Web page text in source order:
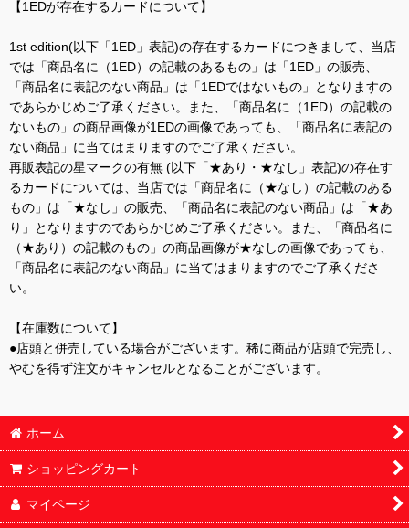
【1EDが存在するカードについて】
1st edition(以下「1ED」表記)の存在するカードにつきまして、当店
では「商品名に（1ED）の記載のあるもの」は「1ED」の販売、
「商品名に表記のない商品」は「1EDではないもの」となりますの
であらかじめご了承ください。また、「商品名に（1ED）の記載の
ないもの」の商品画像が1EDの画像であっても、「商品名に表記の
ない商品」に当てはまりますのでご了承ください。
再販表記の星マークの有無 (以下「★あり・★なし」表記)の存在す
るカードについては、当店では「商品名に（★なし）の記載のある
もの」は「★なし」の販売、「商品名に表記のない商品」は「★あ
り」となりますのであらかじめご了承ください。また、「商品名に
（★あり）の記載のもの」の商品画像が★なしの画像であっても、
「商品名に表記のない商品」に当てはまりますのでご了承くださ
い。
【在庫数について】
●店頭と併売している場合がございます。稀に商品が店頭で完売し、
やむを得ず注文がキャンセルとなることがございます。
ホーム
ショッピングカート
マイページ